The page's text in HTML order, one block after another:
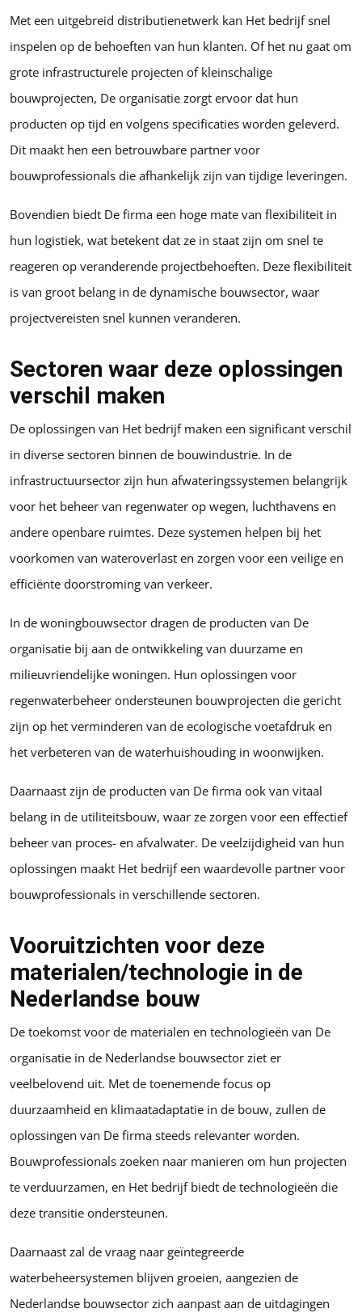
Met een uitgebreid distributienetwerk kan Het bedrijf snel
inspelen op de behoeften van hun klanten. Of het nu gaat om
grote infrastructurele projecten of kleinschalige
bouwprojecten, De organisatie zorgt ervoor dat hun
producten op tijd en volgens specificaties worden geleverd.
Dit maakt hen een betrouwbare partner voor
bouwprofessionals die afhankelijk zijn van tijdige leveringen.
Bovendien biedt De firma een hoge mate van flexibiliteit in
hun logistiek, wat betekent dat ze in staat zijn om snel te
reageren op veranderende projectbehoeften. Deze flexibiliteit
is van groot belang in de dynamische bouwsector, waar
projectvereisten snel kunnen veranderen.
Sectoren waar deze oplossingen
verschil maken
De oplossingen van Het bedrijf maken een significant verschil
in diverse sectoren binnen de bouwindustrie. In de
infrastructuursector zijn hun afwateringssystemen belangrijk
voor het beheer van regenwater op wegen, luchthavens en
andere openbare ruimtes. Deze systemen helpen bij het
voorkomen van wateroverlast en zorgen voor een veilige en
efficiënte doorstroming van verkeer.
In de woningbouwsector dragen de producten van De
organisatie bij aan de ontwikkeling van duurzame en
milieuvriendelijke woningen. Hun oplossingen voor
regenwaterbeheer ondersteunen bouwprojecten die gericht
zijn op het verminderen van de ecologische voetafdruk en
het verbeteren van de waterhuishouding in woonwijken.
Daarnaast zijn de producten van De firma ook van vitaal
belang in de utiliteitsbouw, waar ze zorgen voor een effectief
beheer van proces- en afvalwater. De veelzijdigheid van hun
oplossingen maakt Het bedrijf een waardevolle partner voor
bouwprofessionals in verschillende sectoren.
Vooruitzichten voor deze
materialen/technologie in de
Nederlandse bouw
De toekomst voor de materialen en technologieën van De
organisatie in de Nederlandse bouwsector ziet er
veelbelovend uit. Met de toenemende focus op
duurzaamheid en klimaatadaptatie in de bouw, zullen de
oplossingen van De firma steeds relevanter worden.
Bouwprofessionals zoeken naar manieren om hun projecten
te verduurzamen, en Het bedrijf biedt de technologieën die
deze transitie ondersteunen.
Daarnaast zal de vraag naar geïntegreerde
waterbeheersystemen blijven groeien, aangezien de
Nederlandse bouwsector zich aanpast aan de uitdagingen